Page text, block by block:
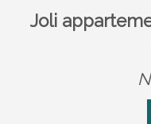
Joli